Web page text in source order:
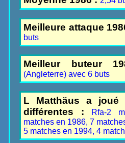
Meilleure attaque
buts
Meilleur buteur
(Angleterre) avec 6 buts
L Matthäus a joué
différentes : Rfa-2
matches en 1986, 7
5 matches en 1994, 4